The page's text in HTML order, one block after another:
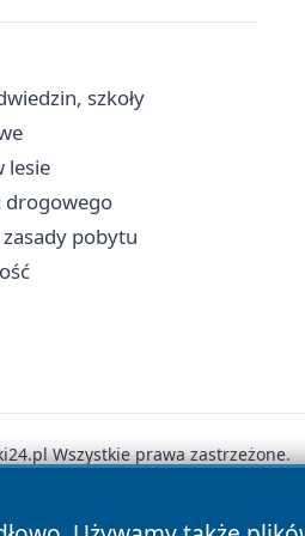
szkoły
lesie
drogowego
pobytu
Wszystkie prawa zastrzeżone.